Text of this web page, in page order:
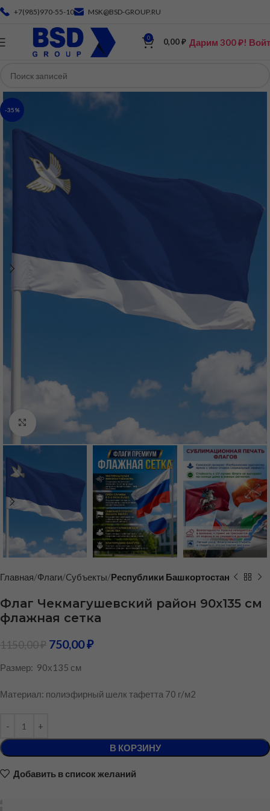
+7(985)970-55-10 MSK@BSD-GROUP.RU
0 0,00₽ Дарим 300 ₽!
-35%
Нажмите, чтобы увеличить
Главная Флаги Cубъекты Республики Башкортостан
Флаг Чекмагушевский район 90х135 см
флажная сетка
1150,00₽ 750,00₽
Размер: 90х135 см
Материал: полиэфирный шелк тафетта 70 г/м2
В КОРЗИНУ
Добавить в список желаний